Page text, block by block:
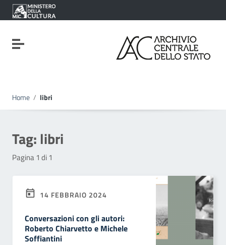
Vai ai contenuti
Vai al menu di navigazione
Vai al footer
Attiva / disattiva la navigazione
Home / libri
Tag: libri
Pagina 1 di 1
14 FEBBRAIO 2024
Conversazioni con gli autori:
Roberto Chiarvetto e Michele
Soffiantini